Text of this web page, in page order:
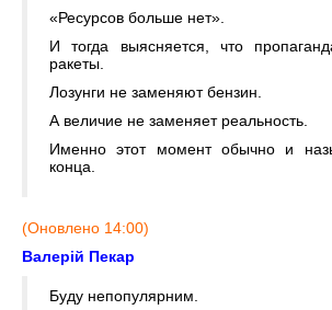
«Ресурсов больше нет».
И тогда выясняется, что
ракеты.
Лозунги не заменяют бензин.
А величие не заменяет реальность.
Именно этот момент обычно и
конца.
(Оновлено 14:00)
Валерій Пекар
Буду непопулярним.